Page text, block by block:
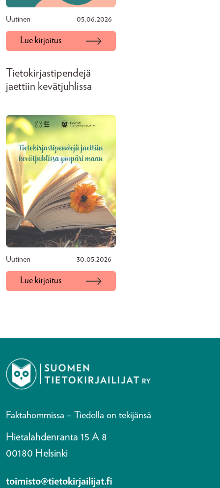
Uutinen 05.06.2026
Lue kirjoitus
Tietokirjastipendejä
jaettiin kevätjuhlissa
Uutinen 30.05.2026
Lue kirjoitus
Faktahommissa – Tiedolla on tekijänsä
Hietalahdenranta 15 A 8
00180 Helsinki
toimisto@tietokirjailijat.fi